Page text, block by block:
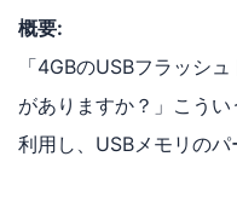
概要:
「4GBのUSBフラッシ
がありますか？」こう
利用し、USBメモリのパ